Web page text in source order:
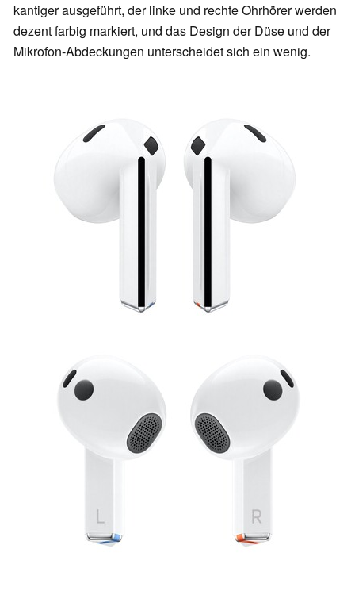
kantiger ausgeführt, der linke und rechte Ohrhörer werden
dezent farbig markiert, und das Design der Düse und der
Mikrofon-Abdeckungen unterscheidet sich ein wenig.